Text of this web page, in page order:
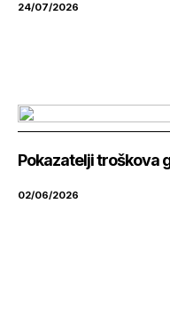
24/07/2026
Pokazatelji troškova
02/06/2026